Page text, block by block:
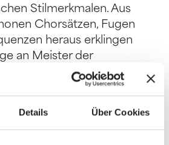
Details Über Cookies
Stilmerkmalen. Aus
Chorsätzen, Fugen
heraus erklingen
an Meister der
Peter Gabriel, den Swingle
Die Wahl der Stile
an der Aussage und